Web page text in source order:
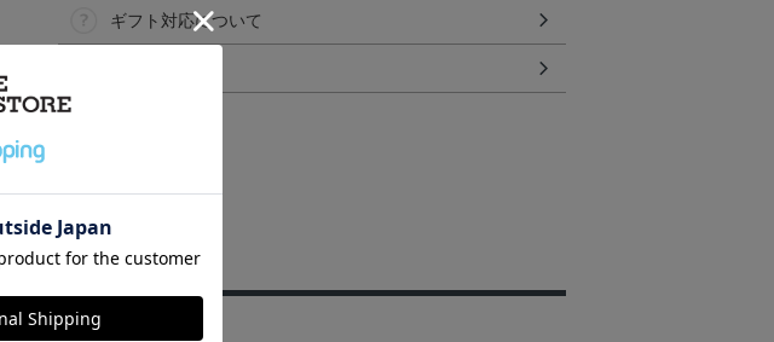
ギフト対応について